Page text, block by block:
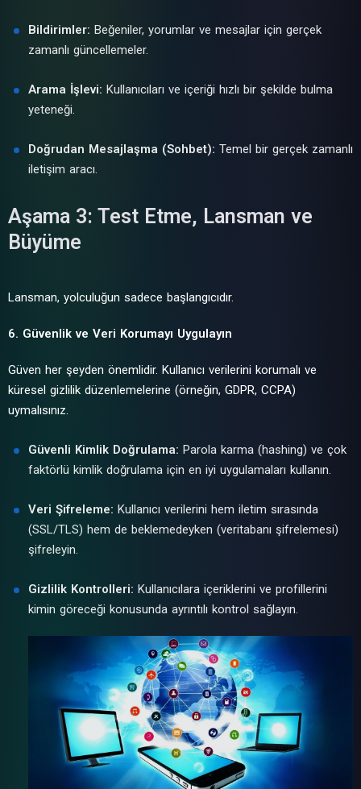
Bildirimler: Beğeniler, yorumlar ve mesajlar için gerçek
zamanlı güncellemeler.
Arama İşlevi: Kullanıcıları ve içeriği hızlı bir şekilde bulma
yeteneği.
Doğrudan Mesajlaşma (Sohbet): Temel bir gerçek zamanlı
iletişim aracı.
Aşama 3: Test Etme, Lansman ve
Büyüme
Lansman, yolculuğun sadece başlangıcıdır.
6. Güvenlik ve Veri Korumayı Uygulayın
Güven her şeyden önemlidir. Kullanıcı verilerini korumalı ve
küresel gizlilik düzenlemelerine (örneğin, GDPR, CCPA)
uymalısınız.
Güvenli Kimlik Doğrulama: Parola karma (hashing) ve çok
faktörlü kimlik doğrulama için en iyi uygulamaları kullanın.
Veri Şifreleme: Kullanıcı verilerini hem iletim sırasında
(SSL/TLS) hem de beklemedeyken (veritabanı şifrelemesi)
şifreleyin.
Gizlilik Kontrolleri: Kullanıcılara içeriklerini ve profillerini
kimin göreceği konusunda ayrıntılı kontrol sağlayın.